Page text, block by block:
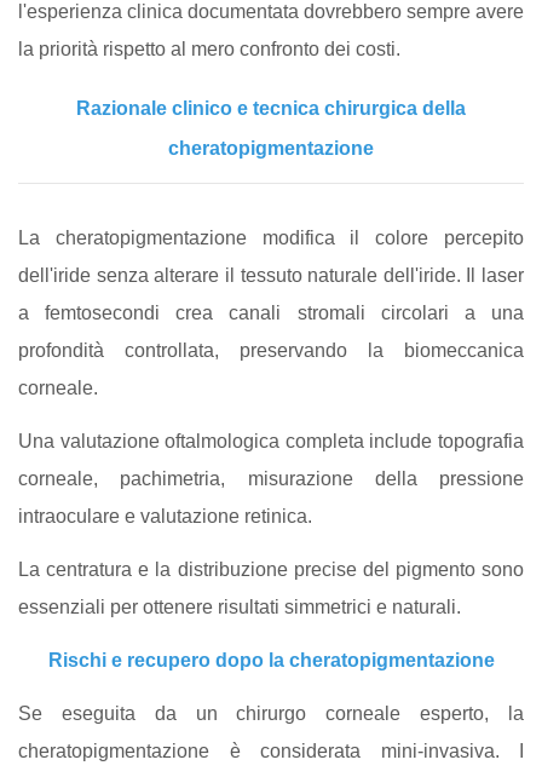
l'esperienza clinica documentata dovrebbero sempre avere
la priorità rispetto al mero confronto dei costi.
Razionale clinico e tecnica chirurgica della
cheratopigmentazione
La cheratopigmentazione modifica il colore percepito
dell'iride senza alterare il tessuto naturale dell'iride. Il laser
a femtosecondi crea canali stromali circolari a una
profondità controllata, preservando la biomeccanica
corneale.
Una valutazione oftalmologica completa include topografia
corneale, pachimetria, misurazione della pressione
intraoculare e valutazione retinica.
La centratura e la distribuzione precise del pigmento sono
essenziali per ottenere risultati simmetrici e naturali.
Rischi e recupero dopo la cheratopigmentazione
Se eseguita da un chirurgo corneale esperto, la
cheratopigmentazione è considerata mini-invasiva. I